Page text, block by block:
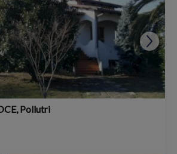
Pollutri